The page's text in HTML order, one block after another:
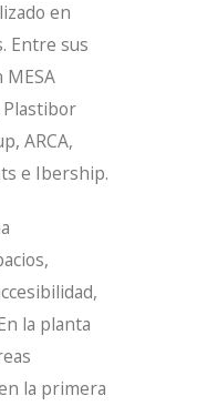
en
Entre sus
Plastibor
ARCA,
e Ibership.
la planta
la primera